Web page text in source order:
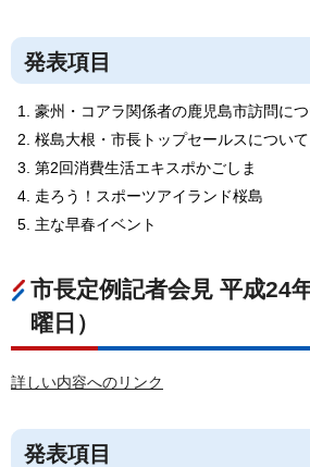
発表項目
豪州・コアラ関係者の鹿児島市訪問に
桜島大根・市長トップセールスについて
第2回消費生活エキスポかごしま
走ろう！スポーツアイランド桜島
主な早春イベント
市長定例記者会見 平成24
曜日）
詳しい内容へのリンク
発表項目